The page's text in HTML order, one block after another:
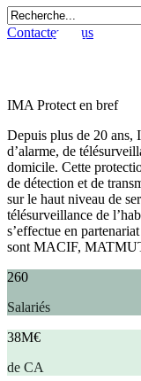
Contactez-nous
IMA Protect en bref
Depuis plus de 20
d’alarme, de
domicile. Cette
de détection et de
sur le haut niveau de
télésurveillance de
s’effectue en
sont MACIF,
260
Salariés
38M€
de CA